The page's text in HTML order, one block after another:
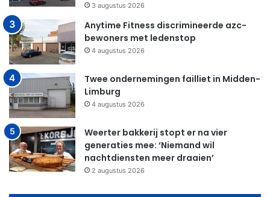
3 augustus 2026
Anytime Fitness discrimineerde azc-
bewoners met ledenstop
4 augustus 2026
Twee ondernemingen failliet in Midden-
Limburg
4 augustus 2026
Weerter bakkerij stopt er na vier
generaties mee: ‘Niemand wil
nachtdiensten meer draaien’
2 augustus 2026